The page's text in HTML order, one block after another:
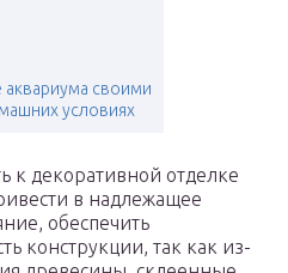
аквариума своими
условиях
к декоративной отделке
в надлежащее
обеспечить
конструкции, так как из-